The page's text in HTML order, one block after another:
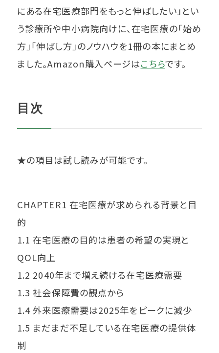
にある在宅医療部門をもっと伸ばしたい」とい
う診療所や中小病院向けに、在宅医療の「始め
方」「伸ばし方」のノウハウを1冊の本にまとめ
ました。Amazon購入ページはこちらです。
目次
★の項目は試し読みが可能です。
CHAPTER1 在宅医療が求められる背景と目
的
1.1 在宅医療の目的は患者の希望の実現と
QOL向上
1.2 2040年まで増え続ける在宅医療需要
1.3 社会保障費の観点から
1.4 外来医療需要は2025年をピークに減少
1.5 まだまだ不足している在宅医療の提供体
制